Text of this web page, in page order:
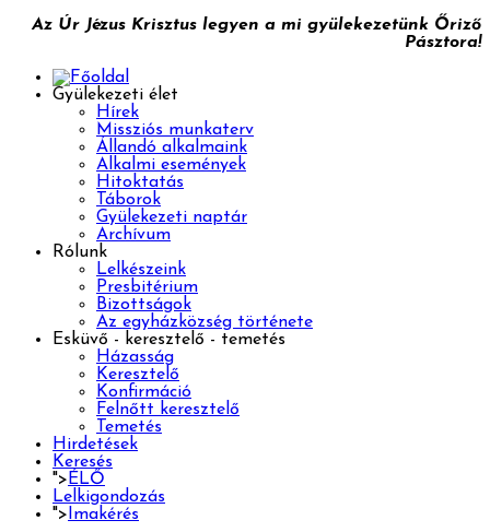
Az Úr Jézus Krisztus legyen a mi gyülekezetünk Őriző
Pásztora!
Gyülekezeti élet
Hírek
Missziós munkaterv
Állandó alkalmaink
Alkalmi események
Hitoktatás
Táborok
Gyülekezeti naptár
Archívum
Rólunk
Lelkészeink
Presbitérium
Bizottságok
Az egyházközség története
Esküvő - keresztelő - temetés
Házasság
Keresztelő
Konfirmáció
Felnőtt keresztelő
Temetés
Hirdetések
Keresés
"> ÉLŐ
Lelkigondozás
"> Imakérés